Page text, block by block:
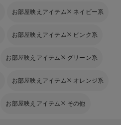
お部屋映えアイテム ネイビー系
お部屋映えアイテム ピンク系
お部屋映えアイテム グリーン系
お部屋映えアイテム オレンジ系
お部屋映えアイテム その他